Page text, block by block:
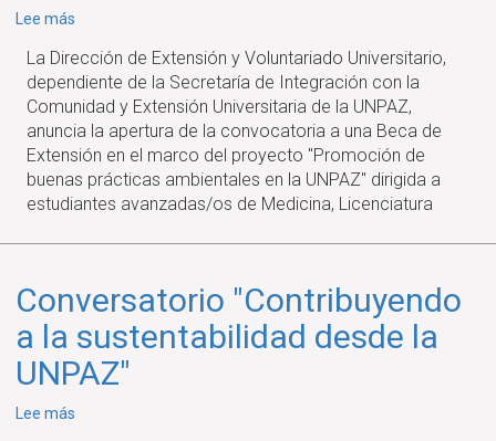
construcción
de
comunidad
Lee más
A
BECA
DE
EXTENSIÓN
"Promoción
de
buenas
prácticas
la
UNPAZ"
La Dirección de Extensión y Voluntariado Universitario,
dependiente de la Secretaría de Integración con la
Comunidad y Extensión Universitaria de la UNPAZ,
anuncia la apertura de la convocatoria a una Beca de
Extensión en el marco del proyecto "Promoción de
buenas prácticas ambientales en la UNPAZ" dirigida a
estudiantes avanzadas/os de Medicina, Licenciatura
Conversatorio "Contribuyendo
a la sustentabilidad desde la
UNPAZ"
Lee más